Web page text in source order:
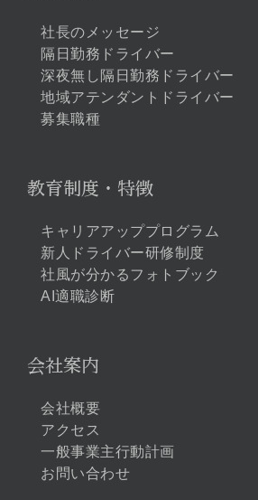
社長のメッセージ
隔日勤務ドライバー
深夜無し隔日勤務ドライバー
地域アテンダントドライバー
募集職種
教育制度・特徴
キャリアアッププログラム
新人ドライバー研修制度
社風が分かるフォトブック
AI適職診断
会社案内
会社概要
アクセス
一般事業主行動計画
お問い合わせ